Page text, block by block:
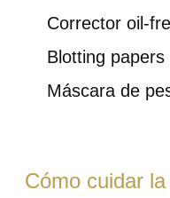
Corrector oil-
Blotting
Máscara de
Cómo cuidar